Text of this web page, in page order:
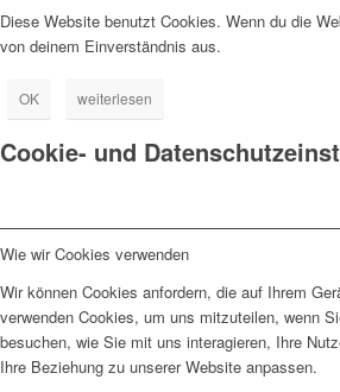
Diese Website benutzt Cookies. Wenn du die
von deinem Einverständnis aus.
OK weiterlesen
Cookie- und
Wie wir Cookies verwenden
Wir können Cookies anfordern, die auf Ihrem
verwenden Cookies, um uns mitzuteilen, wenn
besuchen, wie Sie mit uns interagieren, Ihre
Ihre Beziehung zu unserer Website anpassen.